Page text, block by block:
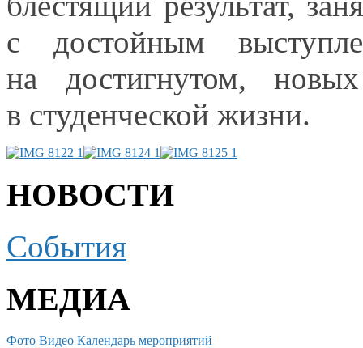
с достойным
на достигнутом,
в студенческой жизни.
НОВОСТИ
События
МЕДИА
Фото Видео Календарь мероприятий